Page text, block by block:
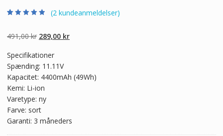
baseret på
kundebedømme
(2 kundeanmeldelser)
491,00kr Den
pris
var:
491,00 kr.
289,00 krDen
289,00 kr.
Specifikationer
Spænding: 11.11V
Kapacitet: 4400mAh (49Wh)
Kemi: Li-ion
Varetype: ny
Farve: sort
Garanti: 3 måneders